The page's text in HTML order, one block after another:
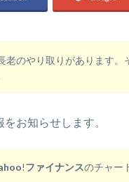
のやり取りがあります。
お知らせします。
!ファイナンスのチャー